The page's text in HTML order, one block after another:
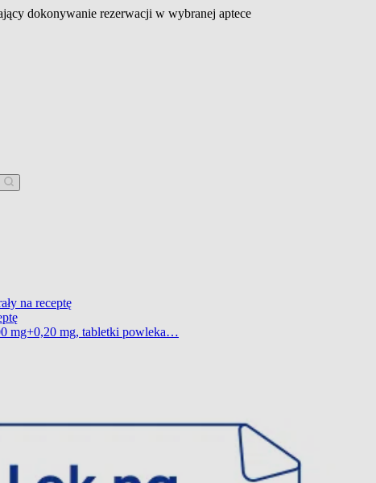
dokonywanie rezerwacji w wybranej aptece
na receptę
mg+0,20 mg, tabletki powleka…